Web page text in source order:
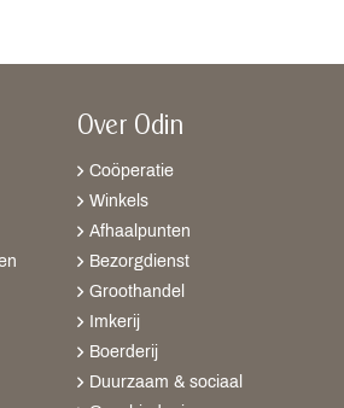
Over Odin
Coöperatie
Winkels
Afhaalpunten
Bezorgdienst
Groothandel
Imkerij
Boerderij
Duurzaam & sociaal